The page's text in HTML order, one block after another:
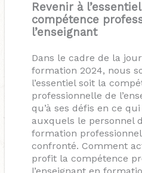
Revenir à
compétence
l’enseignant
Dans le cadre de la
formation 2024, nous
l’essentiel soit la
professionnelle de
qu’à ses défis en ce
auxquels le personnel
formation
confronté. Comment
profit la compétence